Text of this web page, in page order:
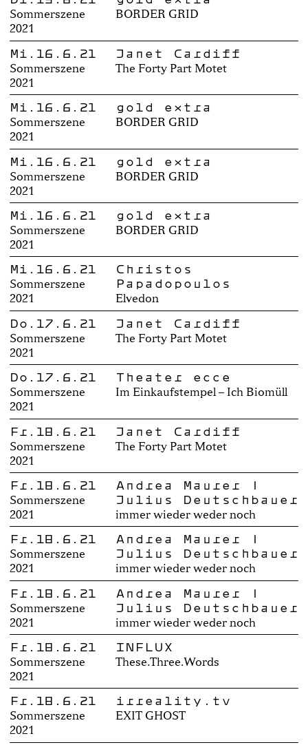
Sommerszene
2021
BORDER GRID
Mi.16.6.21
Sommerszene
2021
Janet Cardiff
The Forty Part Motet
Mi.16.6.21
Sommerszene
2021
gold extra
BORDER GRID
Mi.16.6.21
Sommerszene
2021
gold extra
BORDER GRID
Mi.16.6.21
Sommerszene
2021
gold extra
BORDER GRID
Mi.16.6.21
Sommerszene
2021
Christos
Papadopoulos
Elvedon
Do.17.6.21
Sommerszene
2021
Janet Cardiff
The Forty Part Motet
Do.17.6.21
Sommerszene
2021
Theater ecce
Im Einkaufstempel – Ich Biomüll
Fr.18.6.21
Sommerszene
2021
Janet Cardiff
The Forty Part Motet
Fr.18.6.21
Sommerszene
2021
Andrea Maurer |
Julius Deutschbauer
immer wieder weder noch
Fr.18.6.21
Sommerszene
2021
Andrea Maurer |
Julius Deutschbauer
immer wieder weder noch
Fr.18.6.21
Sommerszene
2021
Andrea Maurer |
Julius Deutschbauer
immer wieder weder noch
Fr.18.6.21
Sommerszene
2021
INFLUX
These.Three.Words
Fr.18.6.21
Sommerszene
2021
irreality.tv
EXIT GHOST